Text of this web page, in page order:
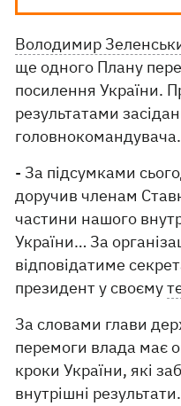
Володимир
ще одного Плану
посилення України.
результатами
головнокомандувача.
- За підсумками
доручив членам
частини нашого
України… За
відповідатиме
президент у своєму
За словами глави
перемоги влада має
кроки України, які
внутрішні результати.